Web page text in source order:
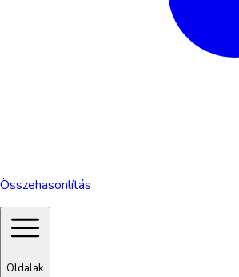
Összehasonlítás
Oldalak